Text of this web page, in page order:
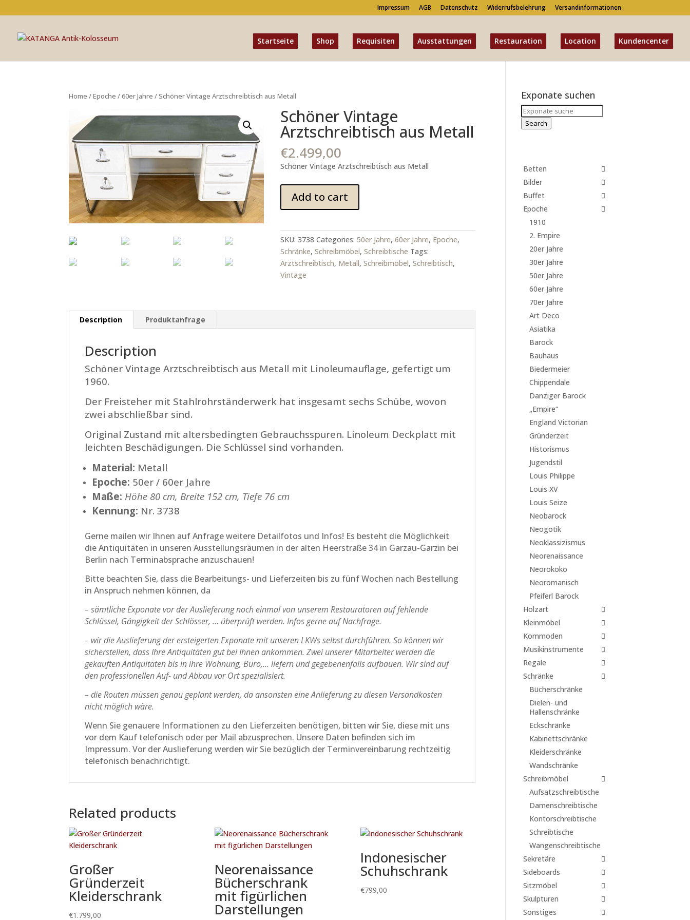
Impressum AGB Datenschutz Widerrufsbelehrung Versandinformationen
Startseite Shop Requisiten Ausstattungen Restauration Location Kundencenter
Home /Epoche /60er Jahre / Schöner Vintage Arztschreibtisch aus Metall
Schöner Vintage
Arztschreibtisch aus Metall
€2.499,00
Schöner Vintage Arztschreibtisch aus Metall
Vintage
Arztschreibtisch
Metall
quantity
Add to cart
SKU:3738 Categories:50er Jahre,60er Jahre, Epoche,
Schränke,Schreibmöbel,Schreibtische Tags:
Arztschreibtisch, Metall,Schreibmöbel,Schreibtisch,
Vintage
Description Produktanfrage
Description
Schöner Vintage Arztschreibtisch aus Metall mit Linoleumauflage, gefertigt um
1960.
Der Freisteher mit Stahlrohrständerwerk hat insgesamt sechs Schübe, wovon
zwei abschließbar sind.
Original Zustand mit altersbedingten Gebrauchsspuren. Linoleum Deckplatt mit
leichten Beschädigungen. Die Schlüssel sind vorhanden.
Material: Metall
Epoche: 50er / 60er Jahre
Maße: Höhe 80 cm, Breite 152 cm, Tiefe 76 cm
Kennung: Nr. 3738
Gerne mailen wir Ihnen auf Anfrage weitere Detailfotos und Infos! Es besteht die Möglichkeit
die Antiquitäten in unseren Ausstellungsräumen in der alten Heerstraße 34 in Garzau-Garzin bei
Berlin nach Terminabsprache anzuschauen!
Bitte beachten Sie, dass die Bearbeitungs- und Lieferzeiten bis zu fünf Wochen nach Bestellung
in Anspruch nehmen können, da
– sämtliche Exponate vor der Auslieferung noch einmal von unserem Restauratoren auf fehlende
Schlüssel, Gängigkeit der Schlösser, … überprüft werden. Infos gerne auf Nachfrage.
– wir die Auslieferung der ersteigerten Exponate mit unseren LKWs selbst durchführen. So können wir
sicherstellen, dass Ihre Antiquitäten gut bei Ihnen ankommen. Zwei unserer Mitarbeiter werden die
gekauften Antiquitäten bis in ihre Wohnung, Büro,… liefern und gegebenenfalls aufbauen. Wir sind auf
den professionellen Auf- und Abbau vor Ort spezialisiert.
– die Routen müssen genau geplant werden, da ansonsten eine Anlieferung zu diesen Versandkosten
nicht möglich wäre.
Wenn Sie genauere Informationen zu den Lieferzeiten benötigen, bitten wir Sie, diese mit uns
vor dem Kauf telefonisch oder per Mail abzusprechen. Unsere Daten befinden sich im
Impressum. Vor der Auslieferung werden wir Sie bezüglich der Terminvereinbarung rechtzeitig
telefonisch benachrichtigt.
Related products
Großer
Gründerzeit
Kleiderschrank
€1.799,00
Neorenaissance
Bücherschrank
mit figürlichen
Darstellungen
Indonesischer
Schuhschrank
€799,00
Exponate suchen
Search
for:
Search
Betten
Bilder
Buffet
Epoche
1910
2. Empire
20er Jahre
30er Jahre
50er Jahre
60er Jahre
70er Jahre
Art Deco
Asiatika
Barock
Bauhaus
Biedermeier
Chippendale
Danziger Barock
„Empire“
England Victorian
Gründerzeit
Historismus
Jugendstil
Louis Philippe
Louis XV
Louis Seize
Neobarock
Neogotik
Neoklassizismus
Neorenaissance
Neorokoko
Neoromanisch
Pfeiferl Barock
Holzart
Kleinmöbel
Kommoden
Musikinstrumente
Regale
Schränke
Bücherschränke
Dielen- und
Hallenschränke
Eckschränke
Kabinettschränke
Kleiderschränke
Wandschränke
Schreibmöbel
Aufsatzschreibtische
Damenschreibtische
Kontorschreibtische
Schreibtische
Wangenschreibtische
Sekretäre
Sideboards
Sitzmöbel
Skulpturen
Sonstiges